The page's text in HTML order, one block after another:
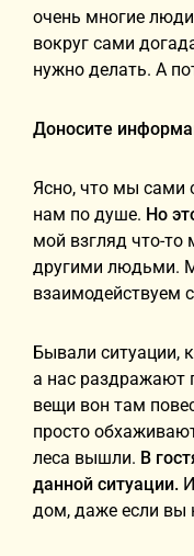
очень многие
вокруг сами
нужно делать. А
Доносите
Ясно, что мы сами
нам по душе. Но
мой взгляд что-
другими людьми.
взаимодействуем
Бывали ситуации,
а нас раздражают
вещи вон там
просто
леса вышли. В
данной ситуации.
дом, даже если вы